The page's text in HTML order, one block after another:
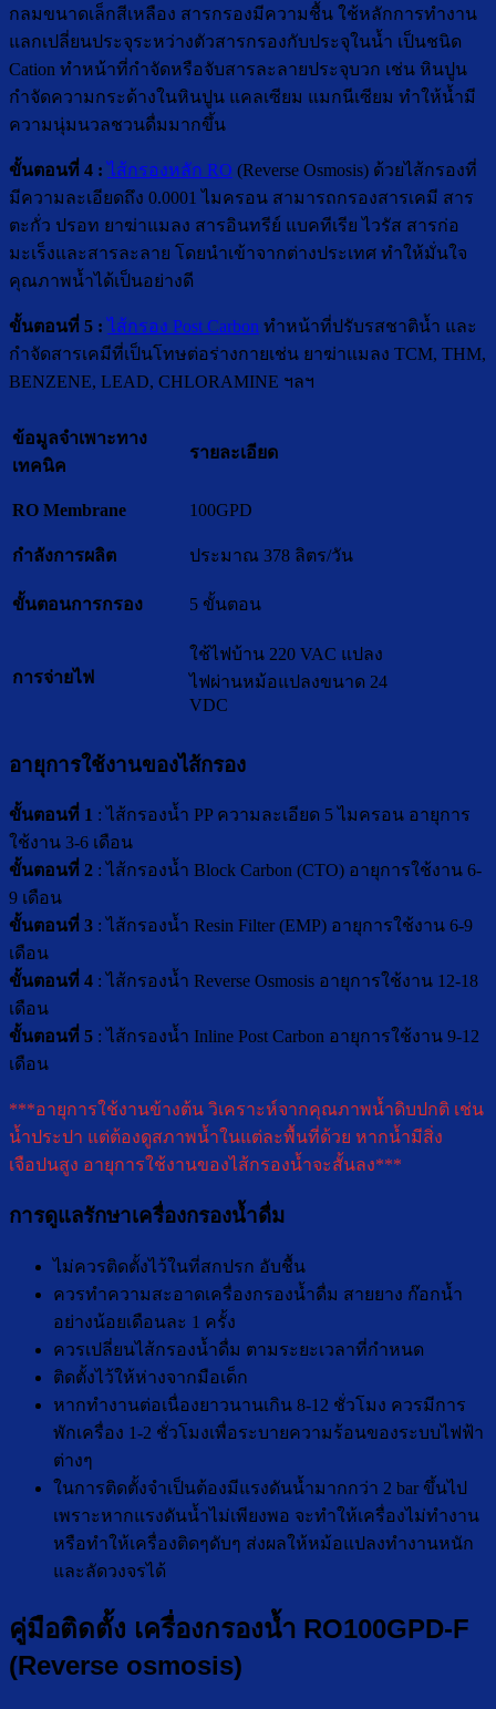
กลมขนาดเล็กสีเหลือง สารกรองมีความชื้น ใช้หลักการทำงาน
แลกเปลี่ยนประจุระหว่างตัวสารกรองกับประจุในน้ำ เป็นชนิด
Cation ทำหน้าที่กำจัดหรือจับสารละลายประจุบวก เช่น หินปูน
กำจัดความกระด้างในหินปูน แคลเซียม แมกนีเซียม ทำให้น้ำมี
ความนุ่มนวลชวนดื่มมากขึ้น
ขั้นตอนที่ 4 :ไส้กรองหลัก RO (Reverse Osmosis) ด้วยไส้กรองที่
มีความละเอียดถึง 0.0001 ไมครอน สามารถกรองสารเคมี สาร
ตะกั่ว ปรอท ยาฆ่าแมลง สารอินทรีย์ แบคทีเรีย ไวรัส สารก่อ
มะเร็งและสารละลาย โดยนำเข้าจากต่างประเทศ ทำให้มั่นใจ
คุณภาพน้ำได้เป็นอย่างดี
ขั้นตอนที่ 5 :ไส้กรอง Post Carbon ทำหน้าที่ปรับรสชาติน้ำ และ
กำจัดสารเคมีที่เป็นโทษต่อร่างกายเช่น ยาฆ่าแมลง TCM, THM,
BENZENE, LEAD, CHLORAMINE ฯลฯ
ข้อมูลจำเพาะทาง
เทคนิค
รายละเอียด
RO Membrane 100GPD
กำลังการผลิต ประมาณ 378 ลิตร/วัน
ขั้นตอนการกรอง 5 ขั้นตอน
การจ่ายไฟ
ใช้ไฟบ้าน 220 VAC แปลง
ไฟผ่านหม้อแปลงขนาด 24
VDC
อายุการใช้งานของไส้กรอง
ขั้นตอนที่ 1 : ไส้กรองน้ำ PP ความละเอียด 5 ไมครอน อายุการ
ใช้งาน 3-6 เดือน
ขั้นตอนที่ 2 : ไส้กรองน้ำ Block Carbon (CTO) อายุการใช้งาน 6-
9 เดือน
ขั้นตอนที่ 3 : ไส้กรองน้ำ Resin Filter (EMP) อายุการใช้งาน 6-9
เดือน
ขั้นตอนที่ 4 : ไส้กรองน้ำ Reverse Osmosis อายุการใช้งาน 12-18
เดือน
ขั้นตอนที่ 5 : ไส้กรองน้ำ Inline Post Carbon อายุการใช้งาน 9-12
เดือน
***อายุการใช้งานข้างต้น วิเคราะห์จากคุณภาพน้ำดิบปกติ เช่น
น้ำประปา แต่ต้องดูสภาพน้ำในแต่ละพื้นที่ด้วย หากน้ำมีสิ่ง
เจือปนสูง อายุการใช้งานของไส้กรองน้ำจะสั้นลง***
การดูแลรักษาเครื่องกรองน้ำดื่ม
ไม่ควรติดตั้งไว้ในที่สกปรก อับชื้น
ควรทำความสะอาดเครื่องกรองน้ำดื่ม สายยาง ก๊อกน้ำ
อย่างน้อยเดือนละ 1 ครั้ง
ควรเปลี่ยนไส้กรองน้ำดื่ม ตามระยะเวลาที่กำหนด
ติดตั้งไว้ให้ห่างจากมือเด็ก
หากทำงานต่อเนื่องยาวนานเกิน 8-12 ชั่วโมง ควรมีการ
พักเครื่อง 1-2 ชั่วโมงเพื่อระบายความร้อนของระบบไฟฟ้า
ต่างๆ
ในการติดตั้งจำเป็นต้องมีแรงดันน้ำมากกว่า 2 bar ขึ้นไป
เพราะหากแรงดันน้ำไม่เพียงพอ จะทำให้เครื่องไม่ทำงาน
หรือทำให้เครื่องติดๆดับๆ ส่งผลให้หม้อแปลงทำงานหนัก
และลัดวงจรได้
คู่มือติดตั้ง เครื่องกรองน้ำ RO100GPD-F
(Reverse osmosis)